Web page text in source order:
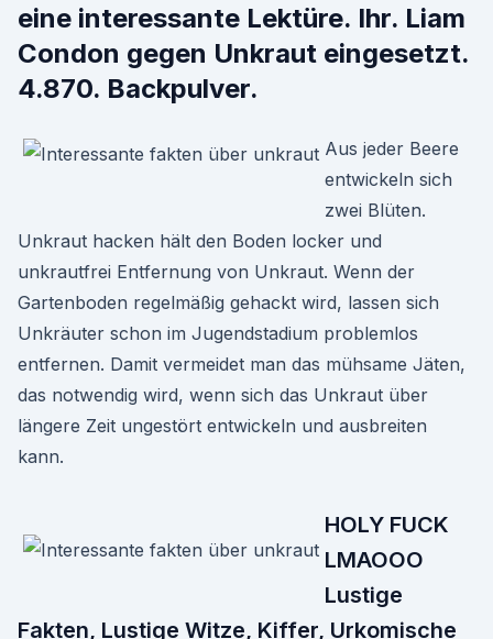
eine interessante Lektüre. Ihr. Liam
Condon gegen Unkraut eingesetzt.
4.870. Backpulver.
Aus jeder Beere
entwickeln sich
zwei Blüten.
Unkraut hacken hält den Boden locker und
unkrautfrei Entfernung von Unkraut. Wenn der
Gartenboden regelmäßig gehackt wird, lassen sich
Unkräuter schon im Jugendstadium problemlos
entfernen. Damit vermeidet man das mühsame Jäten,
das notwendig wird, wenn sich das Unkraut über
längere Zeit ungestört entwickeln und ausbreiten
kann.
HOLY FUCK
LMAOOO
Lustige
Fakten, Lustige Witze, Kiffer, Urkomische